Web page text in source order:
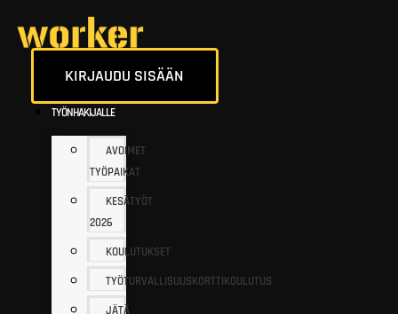
KIRJAUDU SISÄÄN
TYÖNHAKIJALLE
AVOIMET
TYÖPAIKAT
KESÄTYÖT
2026
KOULUTUKSET
TYÖTURVALLISUUSKORTTIKOULUTUS
JÄTÄ